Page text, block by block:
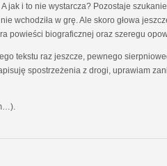
jak i to nie wystarcza? Pozostaje
wchodziła w grę. Ale skoro głowa
powieści biograficznej oraz szeregu
tekstu raz jeszcze, pewnego
spostrzeżenia z drogi, uprawiam